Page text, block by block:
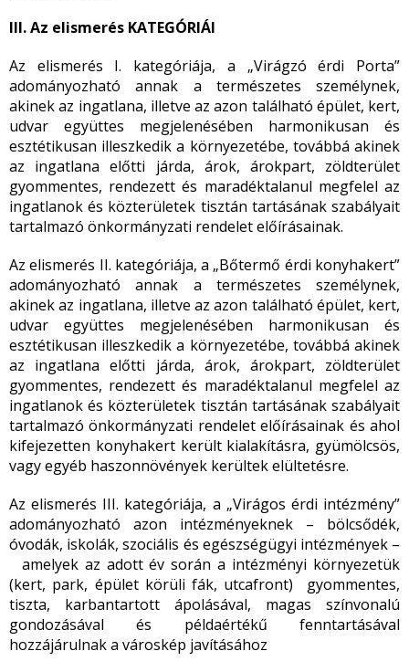
III. Az elismerés KATEGÓRIÁI
Az elismerés I. kategóriája, a „Virágzó érdi Porta”
adományozható annak a természetes személynek,
akinek az ingatlana, illetve az azon található épület, kert,
udvar együttes megjelenésében harmonikusan és
esztétikusan illeszkedik a környezetébe, továbbá akinek
az ingatlana előtti járda, árok, árokpart, zöldterület
gyommentes, rendezett és maradéktalanul megfelel az
ingatlanok és közterületek tisztán tartásának szabályait
tartalmazó önkormányzati rendelet előírásainak.
Az elismerés II. kategóriája, a „Bőtermő érdi konyhakert”
adományozható annak a természetes személynek,
akinek az ingatlana, illetve az azon található épület, kert,
udvar együttes megjelenésében harmonikusan és
esztétikusan illeszkedik a környezetébe, továbbá akinek
az ingatlana előtti járda, árok, árokpart, zöldterület
gyommentes, rendezett és maradéktalanul megfelel az
ingatlanok és közterületek tisztán tartásának szabályait
tartalmazó önkormányzati rendelet előírásainak és ahol
kifejezetten konyhakert került kialakításra, gyümölcsös,
vagy egyéb haszonnövények kerültek elültetésre.
Az elismerés III. kategóriája, a „Virágos érdi intézmény”
adományozható azon intézményeknek – bölcsődék,
óvodák, iskolák, szociális és egészségügyi intézmények –
amelyek az adott év során a intézményi környezetük
(kert, park, épület körüli fák, utcafront) gyommentes,
tiszta, karbantartott ápolásával, magas színvonalú
gondozásával és példaértékű fenntartásával
hozzájárulnak a városkép javításához